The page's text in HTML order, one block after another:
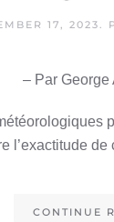
17, 2023.
– Par George
l’exactitude
CONTINUE